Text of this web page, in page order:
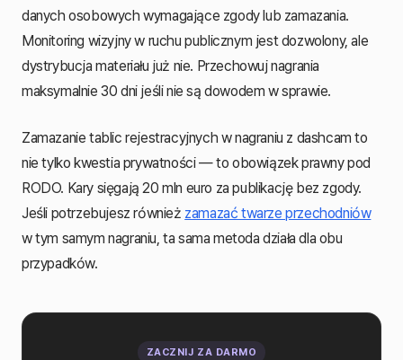
danych osobowych wymagające zgody lub zamazania.
Monitoring wizyjny w ruchu publicznym jest dozwolony, ale
dystrybucja materiału już nie. Przechowuj nagrania
maksymalnie 30 dni jeśli nie są dowodem w sprawie.
Zamazanie tablic rejestracyjnych w nagraniu z dashcam to
nie tylko kwestia prywatności — to obowiązek prawny pod
RODO. Kary sięgają 20 mln euro za publikację bez zgody.
Jeśli potrzebujesz również zamazać twarze przechodniów
w tym samym nagraniu, ta sama metoda działa dla obu
przypadków.
ZACZNIJ ZA DARMO